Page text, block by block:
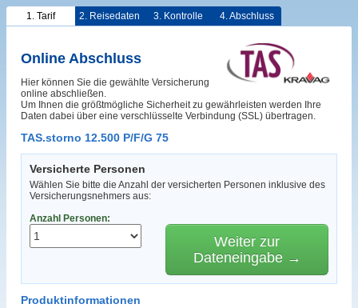
1. Tarif 2. Reisedaten 3. Kontrolle 4. Abschluss
Online Abschluss
Hier können Sie die gewählte Versicherung
online abschließen.
Um Ihnen die größtmögliche Sicherheit zu gewährleisten werden Ihre
Daten dabei über eine verschlüsselte Verbindung (SSL) übertragen.
TAS.storno 12.500 P/F/G 75
Versicherte Personen
Wählen Sie bitte die Anzahl der versicherten Personen inklusive des
Versicherungsnehmers aus:
Anzahl Personen:
Weiter zur
Dateneingabe →
Produktinformationen